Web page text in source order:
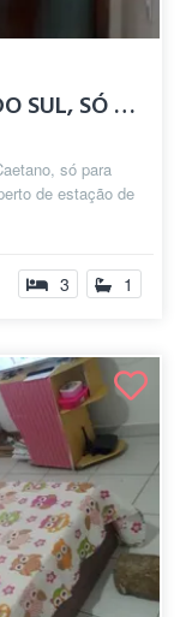
QUARTOS EM SÃO CAETANO DO SUL, SÓ MULHE...
só para
de estação de
3 1